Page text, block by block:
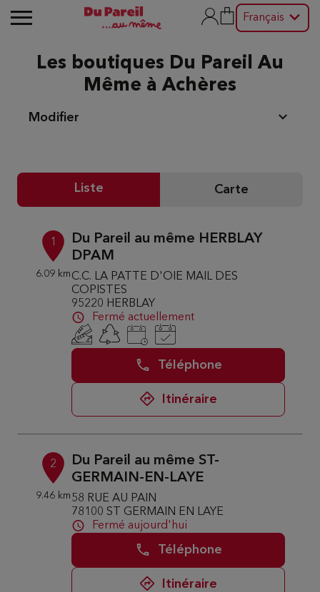
Français
Les boutiques Du Pareil Au
Même à Achères
Modifier
Liste Carte
1
6.09 km
Du Pareil au même HERBLAY
DPAM
C.C. LA PATTE D'OIE MAIL DES
COPISTES
95220 HERBLAY
Fermé actuellement
Téléphone
Itinéraire
2
9.46 km
Du Pareil au même ST-
GERMAIN-EN-LAYE
58 RUE AU PAIN
78100 ST GERMAIN EN LAYE
Fermé aujourd'hui
Téléphone
Itinéraire